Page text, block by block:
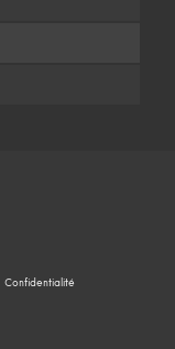
Confidentialité